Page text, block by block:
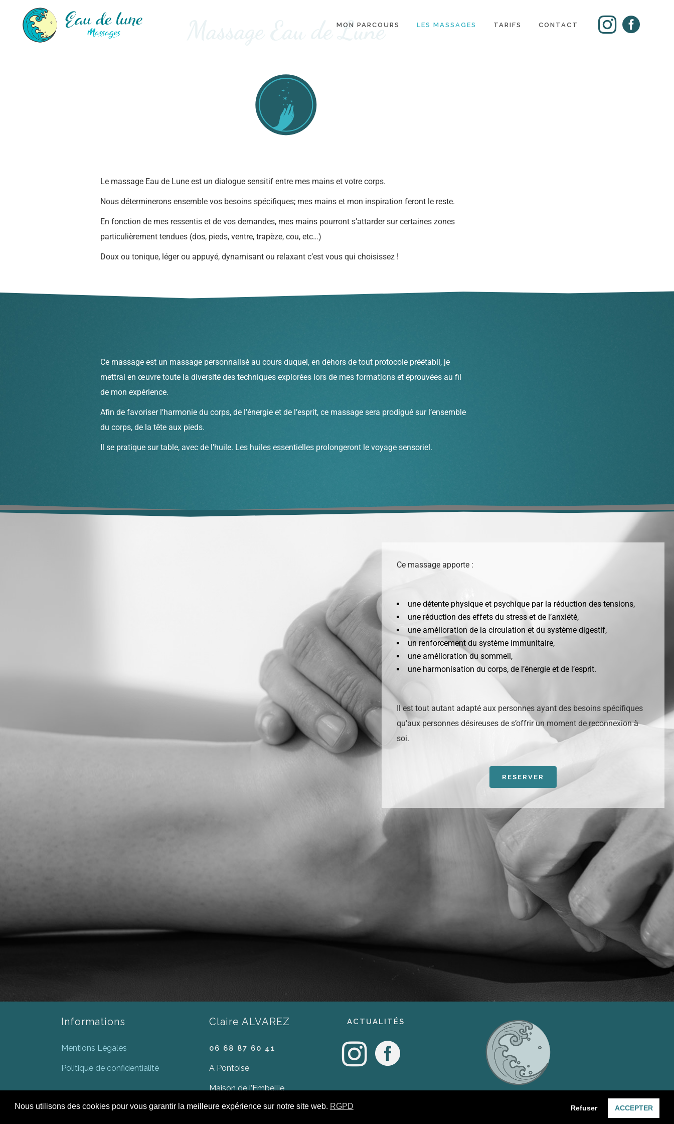
MON PARCOURS LES MASSAGES TARIFS CONTACT
Massage Eau de Lune
Le massage Eau de Lune est un dialogue sensitif entre mes mains et votre corps.
Nous déterminerons ensemble vos besoins spécifiques; mes mains et mon inspiration feront le reste.
En fonction de mes ressentis et de vos demandes, mes mains pourront s’attarder sur certaines zones
particulièrement tendues (dos, pieds, ventre, trapèze, cou, etc…)
Doux ou tonique, léger ou appuyé, dynamisant ou relaxant c’est vous qui choisissez !
Ce massage est un massage personnalisé au cours duquel, en dehors de tout protocole préétabli, je
mettrai en œuvre toute la diversité des techniques explorées lors de mes formations et éprouvées au fil
de mon expérience.
Afin de favoriser l’harmonie du corps, de l’énergie et de l’esprit, ce massage sera prodigué sur l’ensemble
du corps, de la tête aux pieds.
Il se pratique sur table, avec de l’huile. Les huiles essentielles prolongeront le voyage sensoriel.
Ce massage apporte :
une détente physique et psychique par la réduction des tensions,
une réduction des effets du stress et de l’anxiété,
une amélioration de la circulation et du système digestif,
un renforcement du système immunitaire,
une amélioration du sommeil,
une harmonisation du corps, de l’énergie et de l’esprit.
Il est tout autant adapté aux personnes ayant des besoins spécifiques
qu’aux personnes désireuses de s’offrir un moment de reconnexion à
soi.
RESERVER
Informations
Mentions Légales
Politique de confidentialité
Claire ALVAREZ
06 68 87 60 41
A Pontoise
Maison de l’Embellie
9 boulevard Jean Jaurès
ACTUALITÉS
Nous utilisons des cookies pour vous garantir la meilleure expérience sur notre site web. RGPD Refuser ACCEPTER